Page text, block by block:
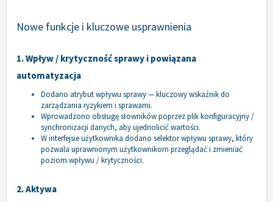
Nowe funkcje i kluczowe usprawnienia
1. Wpływ / krytyczność sprawy i powiązana
automatyzacja
Dodano atrybut wpływu sprawy — kluczowy wskaźnik do
zarządzania ryzykiem i sprawami.
Wprowadzono obsługę słowników poprzez plik konfiguracyjny /
synchronizacji danych, aby ujednolicić wartości.
W interfejsie użytkownika dodano selektor wpływu sprawy, który
pozwala uprawnionym użytkownikom przeglądać i zmieniać
poziom wpływu / krytyczności.
2. Aktywa